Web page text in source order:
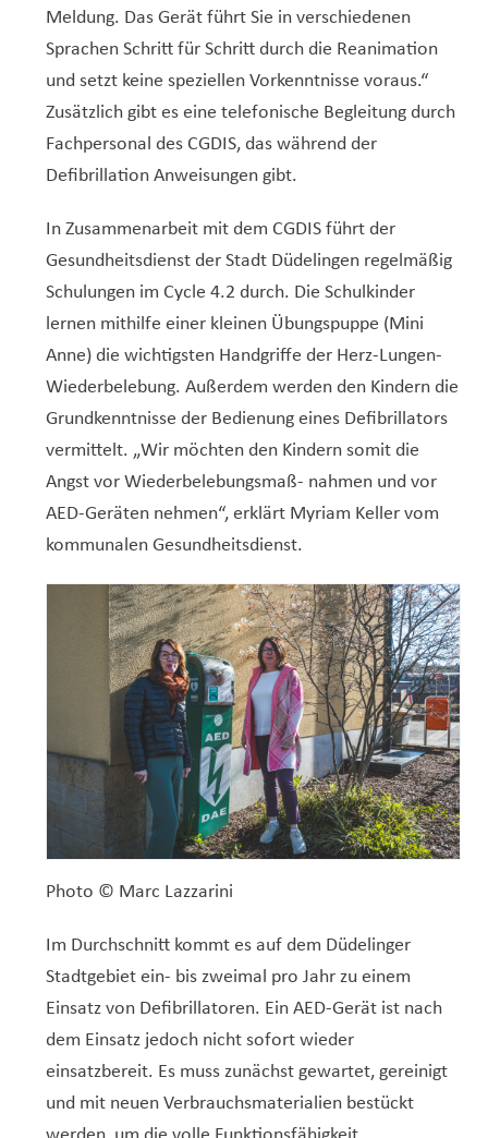
Meldung. Das Gerät führt Sie in verschiedenen
Sprachen Schritt für Schritt durch die Reanimation
und setzt keine speziellen Vorkenntnisse voraus.“
Zusätzlich gibt es eine telefonische Begleitung durch
Fachpersonal des CGDIS, das während der
Defibrillation Anweisungen gibt.
In Zusammenarbeit mit dem CGDIS führt der
Gesundheitsdienst der Stadt Düdelingen regelmäßig
Schulungen im Cycle 4.2 durch. Die Schulkinder
lernen mithilfe einer kleinen Übungspuppe (Mini
Anne) die wichtigsten Handgriffe der Herz-Lungen-
Wiederbelebung. Außerdem werden den Kindern die
Grundkenntnisse der Bedienung eines Defibrillators
vermittelt. „Wir möchten den Kindern somit die
Angst vor Wiederbelebungsmaß- nahmen und vor
AED-Geräten nehmen“, erklärt Myriam Keller vom
kommunalen Gesundheitsdienst.
Photo © Marc Lazzarini
Im Durchschnitt kommt es auf dem Düdelinger
Stadtgebiet ein- bis zweimal pro Jahr zu einem
Einsatz von Defibrillatoren. Ein AED-Gerät ist nach
dem Einsatz jedoch nicht sofort wieder
einsatzbereit. Es muss zunächst gewartet, gereinigt
und mit neuen Verbrauchsmaterialien bestückt